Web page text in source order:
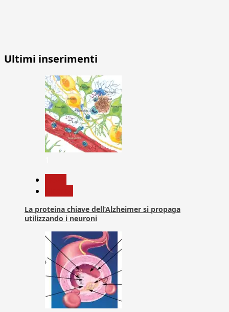
Ultimi inserimenti
La proteina chiave dell’Alzheimer si propaga
utilizzando i neuroni